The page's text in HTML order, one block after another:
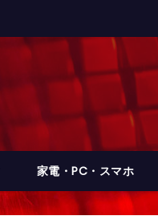
家電・PC・スマホ